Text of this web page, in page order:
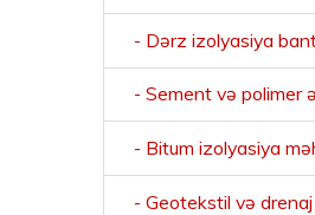
- Dərz izolyasiya
- Sement və polimer
- Bitum izolyasiya
- Geotekstil və drenaj